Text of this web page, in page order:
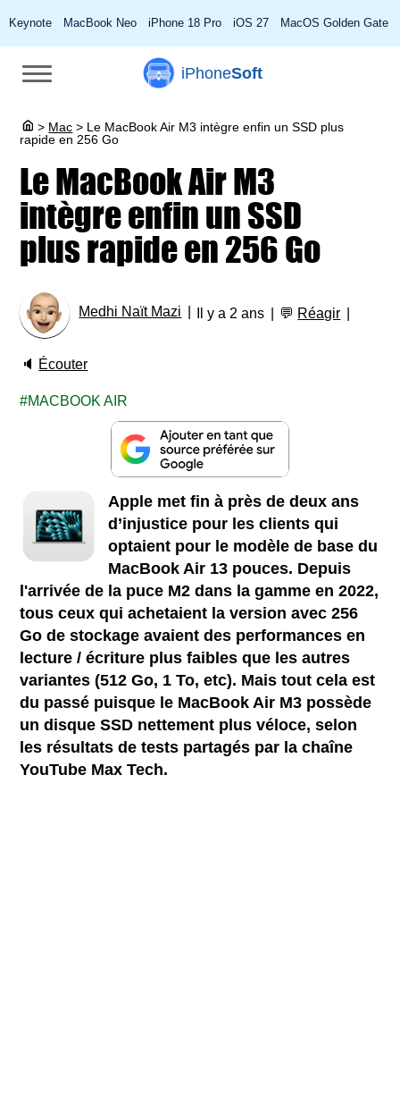
Keynote MacBook Neo iPhone 18 Pro iOS 27 MacOS Golden Gate
iPhoneSoft
> Mac > Le MacBook Air M3 intègre enfin un SSD plus
rapide en 256 Go
Le MacBook Air M3
intègre enfin un SSD
plus rapide en 256 Go
Medhi Naït Mazi Il y a 2 ans 💬 Réagir
🔈 Écouter
MACBOOK AIR
Apple met fin à près de deux ans
d’injustice pour les clients qui
optaient pour le modèle de base du
MacBook Air 13 pouces. Depuis
l'arrivée de la puce M2 dans la gamme en 2022,
tous ceux qui achetaient la version avec 256
Go de stockage avaient des performances en
lecture / écriture plus faibles que les autres
variantes (512 Go, 1 To, etc). Mais tout cela est
du passé puisque le MacBook Air M3 possède
un disque SSD nettement plus véloce, selon
les résultats de tests partagés par la chaîne
YouTube Max Tech.